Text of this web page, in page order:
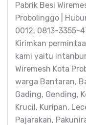
Pabrik Besi
Probolinggo |
0012, 0813-3355-
Kirimkan
kami yaitu
Wiremesh Kota
warga Bantaran,
Gading, Gending,
Krucil, Kuripan,
Pajarakan,